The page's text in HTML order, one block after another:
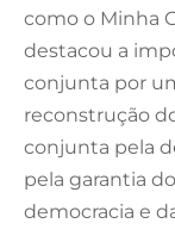
como o Minha
destacou a
conjunta por
reconstrução
conjunta pela
pela garantia
democracia e